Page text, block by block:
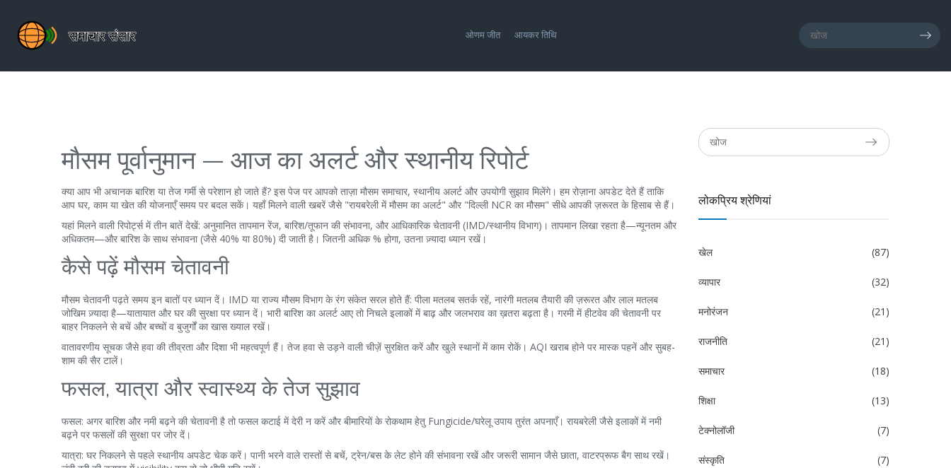
ओणम जीत आयकर तिथि
मौसम पूर्वानुमान — आज का अलर्ट और स्थानीय रिपोर्ट
क्या आप भी अचानक बारिश या तेज गर्मी से परेशान हो जाते हैं? इस पेज पर आपको ताज़ा मौसम समाचार, स्थानीय अलर्ट और उपयोगी सुझाव मिलेंगे। हम रोज़ाना अपडेट देते हैं ताकि
आप घर, काम या खेत की योजनाएँ समय पर बदल सकें। यहाँ मिलने वाली खबरें जैसे "रायबरेली में मौसम का अलर्ट" और "दिल्ली NCR का मौसम" सीधे आपकी ज़रूरत के हिसाब से हैं।
यहां मिलने वाली रिपोर्ट्स में तीन बातें देखें: अनुमानित तापमान रेंज, बारिश/तूफान की संभावना, और आधिकारिक चेतावनी (IMD/स्थानीय विभाग)। तापमान लिखा रहता है—न्यूनतम और
अधिकतम—और बारिश के साथ संभावना (जैसे 40% या 80%) दी जाती है। जितनी अधिक % होगा, उतना ज़्यादा ध्यान रखें।
कैसे पढ़ें मौसम चेतावनी
मौसम चेतावनी पढ़ते समय इन बातों पर ध्यान दें। IMD या राज्य मौसम विभाग के रंग संकेत सरल होते हैं: पीला मतलब सतर्क रहें, नारंगी मतलब तैयारी की ज़रूरत और लाल मतलब
जोखिम ज़्यादा है—यातायात और घर की सुरक्षा पर ध्यान दें। भारी बारिश का अलर्ट आए तो निचले इलाकों में बाढ़ और जलभराव का ख़तरा बढ़ता है। गरमी में हीटवेव की चेतावनी पर
बाहर निकलने से बचें और बच्चों व बुजुर्गों का खास ख्याल रखें।
वातावरणीय सूचक जैसे हवा की तीव्रता और दिशा भी महत्वपूर्ण हैं। तेज हवा से उड़ने वाली चीज़ें सुरक्षित करें और खुले स्थानों में काम रोकें। AQI खराब होने पर मास्क पहनें और सुबह-
शाम की सैर टालें।
फसल, यात्रा और स्वास्थ्य के तेज सुझाव
फसल: अगर बारिश और नमी बढ़ने की चेतावनी है तो फसल कटाई में देरी न करें और बीमारियों के रोकथाम हेतु Fungicide/घरेलू उपाय तुरंत अपनाएँ। रायबरेली जैसे इलाकों में नमी
बढ़ने पर फसलों की सुरक्षा पर जोर दें।
यात्रा: घर निकलने से पहले स्थानीय अपडेट चेक करें। पानी भरने वाले रास्तों से बचें, ट्रेन/बस के लेट होने की संभावना रखें और जरूरी सामान जैसे छाता, वाटरप्रूफ बैग साथ रखें।
लोकप्रिय श्रेणियां
खेल (87)
व्यापार (32)
मनोरंजन (21)
राजनीति (21)
समाचार (18)
शिक्षा (13)
टेक्नोलॉजी (7)
संस्कृति (7)